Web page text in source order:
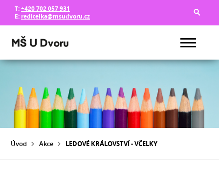
T:+420 702 057 931
E: reditelka@msudvoru.cz
Úvod Akce LEDOVÉ KRÁLOVSTVÍ - VČELKY